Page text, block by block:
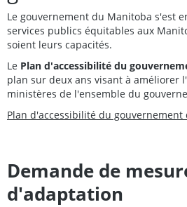
Le gouvernement du Manitoba s'est
services publics équitables aux
soient leurs capacités.
Le Plan d'accessibilité du
plan sur deux ans visant à améliorer
ministères de l'ensemble du
Plan d'accessibilité du gouvernement
Demande de
d'adaptation